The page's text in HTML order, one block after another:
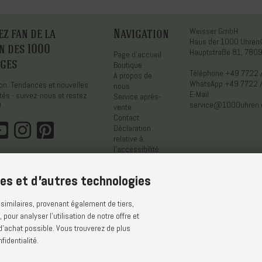
fan de la
des 1000
Tendances et nouvelles
- suivez-nous et restez
Navigation
Page d'accueil
Boutique
A propos de
nous
Service après-
vente
Contact
Déclaration
relative à
l'accessibilité
Weisser GmbH
Haus der 1000
Hauptstraße 81,
Téléphone +49 7722
WhatsApp +49 7722
E-Mail
Vie privée et protection des données
et d'autres technologies
provenant également de tiers,
analyser l'utilisation de notre offre et
possible. Vous trouverez de plus